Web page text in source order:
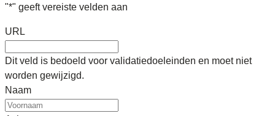
"*" geeft vereiste velden aan
URL
Dit veld is bedoeld voor validatiedoeleinden en moet niet
worden gewijzigd.
Naam